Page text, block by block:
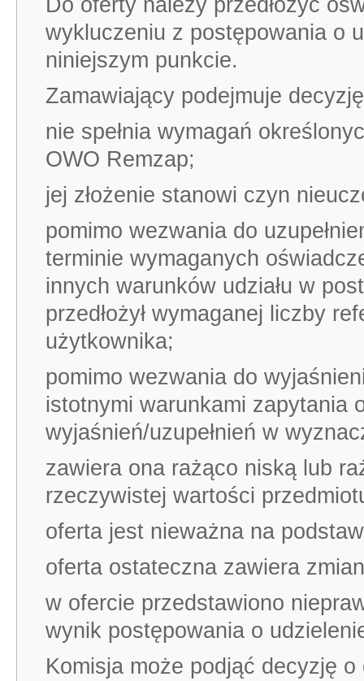
Do oferty należy przedłożyć
wykluczeniu z postępowania o
niniejszym punkcie.
Zamawiający podejmuje
nie spełnia wymagań
OWO Remzap;
jej złożenie stanowi czyn
pomimo wezwania do
terminie wymaganych
innych warunków udziału w
przedłożył wymaganej liczby
użytkownika;
pomimo wezwania do
istotnymi warunkami zapytania
wyjaśnień/uzupełnień w
zawiera ona rażąco niską lub
rzeczywistej wartości
oferta jest nieważna na
oferta ostateczna zawiera
w ofercie przedstawiono
wynik postępowania o
Komisja może podjąć decyzję